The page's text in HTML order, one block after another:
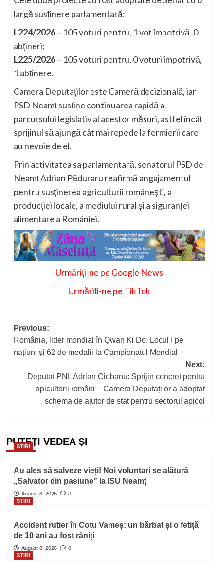
largă susținere parlamentară:
L224/2026– 105 voturi pentru, 1 vot împotrivă, 0
abțineri;
L225/2026– 105 voturi pentru, 0 voturi împotrivă,
1 abținere.
Camera Deputaților este Cameră decizională, iar
PSD Neamț susține continuarea rapidă a
parcursului legislativ al acestor măsuri, astfel încât
sprijinul să ajungă cât mai repede la fermierii care
au nevoie de el.
Prin activitatea sa parlamentară, senatorul PSD de
Neamț Adrian Păduraru reafirmă angajamentul
pentru susținerea agriculturii românești, a
producției locale, a mediului rural și a siguranței
alimentare a României.
Urmăriți-ne pe Google News
Urmăriți-ne pe TikTok
Post
navigation
Previous:
România, lider mondial în Qwan Ki Do: Locul I pe
națiuni și 62 de medalii la Campionatul Mondial
Next:
Deputat PNL Adrian Ciobanu: Sprijin concret pentru
apicultorii români – Camera Deputaților a adoptat
schema de ajutor de stat pentru sectorul apicol
PUTEȚI VEDEA ȘI
STIRI
Au ales să salveze vieți! Noi voluntari se alătură
„Salvator din pasiune” la ISU Neamț
August 8, 2026
0
STIRI
Accident rutier în Cotu Vameș: un bărbat și o fetiță
de 10 ani au fost răniți
August 8, 2026
0
STIRI